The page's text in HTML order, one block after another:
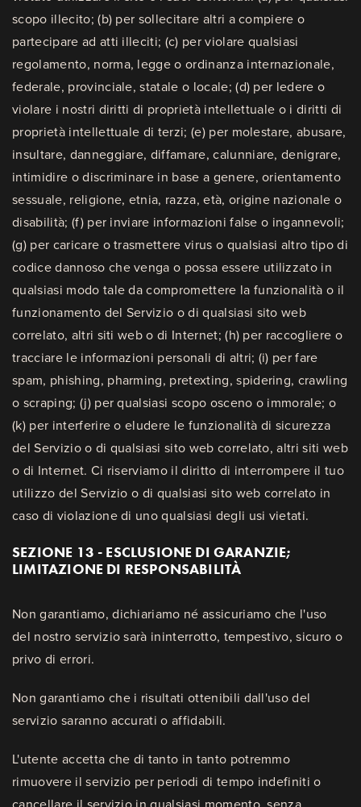
scopo illecito; (b) per sollecitare altri a compiere o
partecipare ad atti illeciti; (c) per violare qualsiasi
regolamento, norma, legge o ordinanza internazionale,
federale, provinciale, statale o locale; (d) per ledere o
violare i nostri diritti di proprietà intellettuale o i diritti di
proprietà intellettuale di terzi; (e) per molestare, abusare,
insultare, danneggiare, diffamare, calunniare, denigrare,
intimidire o discriminare in base a genere, orientamento
sessuale, religione, etnia, razza, età, origine nazionale o
disabilità; (f) per inviare informazioni false o ingannevoli;
(g) per caricare o trasmettere virus o qualsiasi altro tipo di
codice dannoso che venga o possa essere utilizzato in
qualsiasi modo tale da compromettere la funzionalità o il
funzionamento del Servizio o di qualsiasi sito web
correlato, altri siti web o di Internet; (h) per raccogliere o
tracciare le informazioni personali di altri; (i) per fare
spam, phishing, pharming, pretexting, spidering, crawling
o scraping; (j) per qualsiasi scopo osceno o immorale; o
(k) per interferire o eludere le funzionalità di sicurezza
del Servizio o di qualsiasi sito web correlato, altri siti web
o di Internet. Ci riserviamo il diritto di interrompere il tuo
utilizzo del Servizio o di qualsiasi sito web correlato in
caso di violazione di uno qualsiasi degli usi vietati.
SEZIONE 13 - ESCLUSIONE DI GARANZIE;
LIMITAZIONE DI RESPONSABILITÀ
Non garantiamo, dichiariamo né assicuriamo che l'uso
del nostro servizio sarà ininterrotto, tempestivo, sicuro o
privo di errori.
Non garantiamo che i risultati ottenibili dall'uso del
servizio saranno accurati o affidabili.
L'utente accetta che di tanto in tanto potremmo
rimuovere il servizio per periodi di tempo indefiniti o